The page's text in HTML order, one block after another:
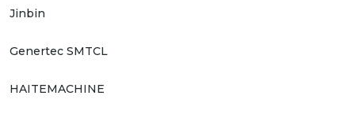
Jinbin
Genertec SMTCL
HAITEMACHINE